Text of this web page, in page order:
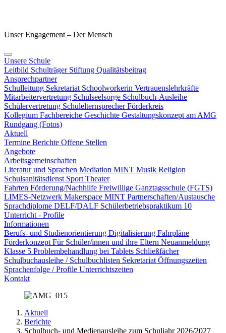
Unser Engagement – Der Mensch
Unsere Schule
Leitbild Schulträger Stiftung Qualitätsbeitrag
Ansprechpartner
Schulleitung Sekretariat Schoolworkerin Vertrauenslehrkräfte
Mitarbeitervertretung Schulseelsorge Schulbuch-Ausleihe
Schülervertretung SchulelternsprecherFörderkreis
Kollegium Fachbereiche Geschichte Gestaltungskonzept am AMG
Rundgang (Fotos)
Aktuell
Termine Berichte Offene Stellen
Angebote
Arbeitsgemeinschaften
Literatur und Sprachen Mediation MINT Musik Religion
Schulsanitätsdienst Sport Theater
Fahrten Förderung/Nachhilfe Freiwillige Ganztagsschule (FGTS)
LIMES-Netzwerk Makerspace MINT Partnerschaften/Austausche
Sprachdiplome DELF/DALF Schülerbetriebspraktikum 10
Unterricht - Profile
Informationen
Berufs- und Studienorientierung Digitalisierung Fahrpläne
Förderkonzept Für Schüler/innen und ihre Eltern Neuanmeldung
Klasse 5 Problembehandlung bei Tablets Schließfächer
Schulbuchausleihe / Schulbuchlisten Sekretariat Öffnungszeiten
Sprachenfolge / Profile Unterrichtszeiten
Kontakt
Aktuell
Berichte
Schulbuch- und Medienausleihe zum Schuljahr 2026/2027